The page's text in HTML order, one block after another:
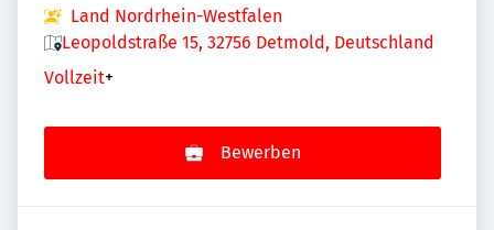
Land Nordrhein-Westfalen
Leopoldstraße 15, 32756 Detmold, Deutschland
Vollzeit+
Bewerben